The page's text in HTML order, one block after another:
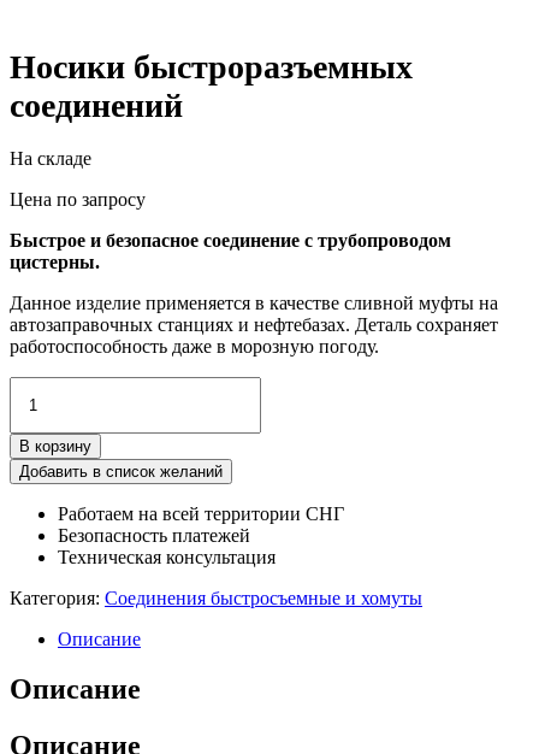
Носики быстроразъемных
соединений
На складе
Цена по запросу
Быстрое и безопасное соединение с трубопроводом
цистерны.
Данное изделие применяется в качестве сливной муфты на
автозаправочных станциях и нефтебазах. Деталь сохраняет
работоспособность даже в морозную погоду.
товара
Носики
быстроразъемных
соединений
В корзину
Добавить в список желаний
Работаем на всей территории СНГ
Безопасность платежей
Техническая консультация
Категория: Соединения быстросъемные и хомуты
Описание
Описание
Описание